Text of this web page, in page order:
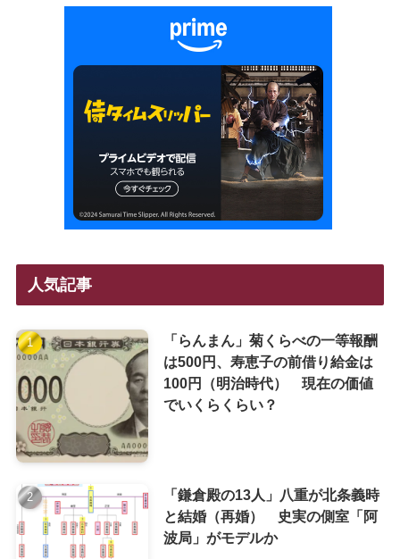
人気記事
「らんまん」菊くらべの一等報酬
は500円、寿恵子の前借り給金は
100円（明治時代） 現在の価値
でいくらくらい？
「鎌倉殿の13人」八重が北条義時
と結婚（再婚） 史実の側室「阿
波局」がモデルか